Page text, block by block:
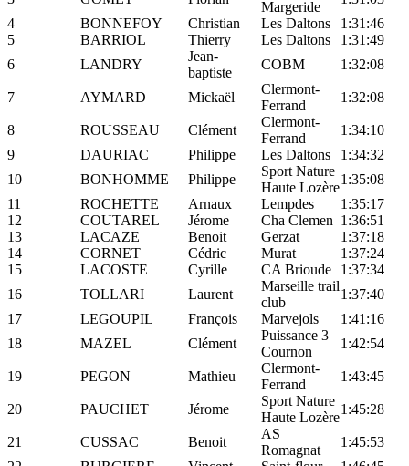
Margeride
4
BONNEFOY Christian Les Daltons
1:31:46
5
BARRIOL Thierry Les Daltons
1:31:49
6
LANDRY
Jean-
baptiste
COBM 1:32:08
7 AYMARD Mickaël
Clermont-
Ferrand
1:32:08
8 ROUSSEAU Clément
Clermont-
Ferrand
1:34:10
9
DAURIAC Philippe Les Daltons
1:34:32
10
BONHOMME Philippe
Sport Nature
Haute Lozère
1:35:08
11
ROCHETTE Arnaux Lempdes
1:35:17
12
COUTAREL Jérome Cha Clemen 1:36:51
13
LACAZE Benoit Gerzat
1:37:18
14
CORNET Cédric Murat
1:37:24
15
LACOSTE Cyrille CA Brioude
1:37:34
16
TOLLARI Laurent
Marseille trail
club
1:37:40
17
LEGOUPIL François Marvejols
1:41:16
18
MAZEL Clément
Puissance 3
Cournon
1:42:54
19 PEGON Mathieu
Clermont-
Ferrand
1:43:45
20 PAUCHET Jérome
Sport Nature
Haute Lozère
1:45:28
21 CUSSAC Benoit
AS
Romagnat
1:45:53